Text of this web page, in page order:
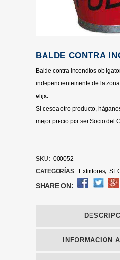
BALDE CONTRA
Balde contra incendios
independientemente de la
elija.
Si desea otro producto,
mejor precio por ser Socio del
SKU: 000052
CATEGORÍAS:
Extintores,
SHARE ON:
INFORMACIÓN